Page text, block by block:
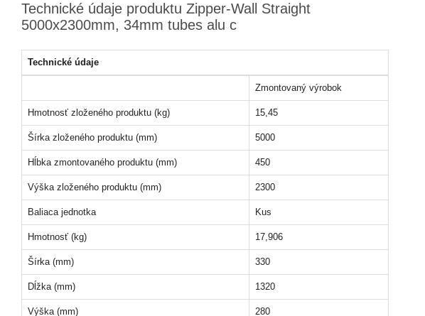
Technické údaje produktu Zipper-Wall Straight
5000x2300mm, 34mm tubes alu c
Technické údaje
Zmontovaný výrobok
Hmotnosť zloženého produktu (kg) 15,45
Šírka zloženého produktu (mm) 5000
Hĺbka zmontovaného produktu (mm) 450
Výška zloženého produktu (mm) 2300
Baliaca jednotka Kus
Hmotnosť (kg) 17,906
Šírka (mm) 330
Dĺžka (mm) 1320
Výška (mm) 280